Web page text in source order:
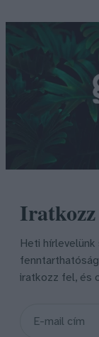
Heti
iratkozz fel, és